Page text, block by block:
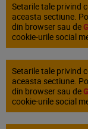
Setarile tale privind
aceasta sectiune.
din browser sau de
cookie-urile social
Setarile tale privind
aceasta sectiune.
din browser sau de
cookie-urile social